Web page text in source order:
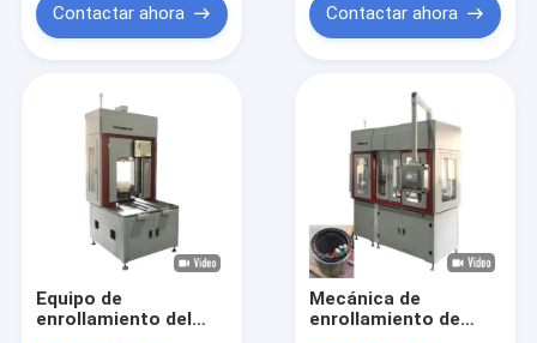
Contactar ahora Contactar ahora
Equipo de
enrollamiento del
Mecánica de
enrollamiento de